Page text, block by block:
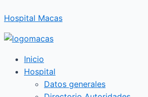
al
contenido
Hospital Macas
Inicio
Hospital
Datos generales